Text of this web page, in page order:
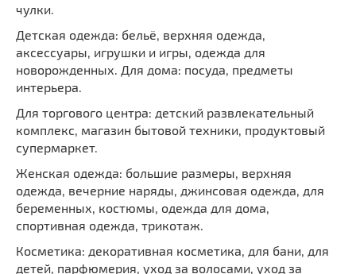
чулки.
Детская одежда: бельё, верхняя одежда,
аксессуары, игрушки и игры, одежда для
новорожденных. Для дома: посуда, предметы
интерьера.
Для торгового центра: детский развлекательный
комплекс, магазин бытовой техники, продуктовый
супермаркет.
Женская одежда: большие размеры, верхняя
одежда, вечерние наряды, джинсовая одежда, для
беременных, костюмы, одежда для дома,
спортивная одежда, трикотаж.
Косметика: декоративная косметика, для бани, для
детей, парфюмерия, уход за волосами, уход за